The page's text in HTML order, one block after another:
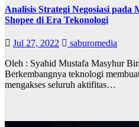
Analisis Strategi Negosiasi pada
Shopee di Era Tekonologi
Jul 27, 2022
saburomedia
Oleh : Syahid Mustafa Masyhur
Berkembangnya teknologi
mengakses seluruh aktifitas…